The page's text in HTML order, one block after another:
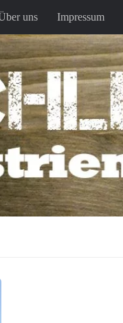
uns Impressum